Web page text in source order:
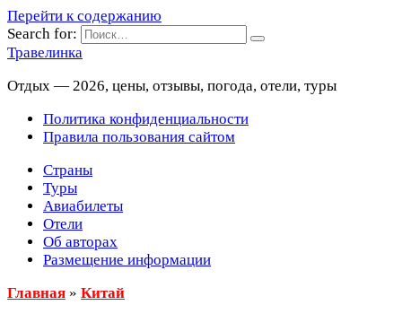
Перейти к содержанию
Search for:
Травелинка
Отдых — 2026, цены, отзывы, погода, отели, туры
Политика конфиденциальности
Правила пользования сайтом
Страны
Туры
Авиабилеты
Отели
Об авторах
Размещение информации
Главная » Китай